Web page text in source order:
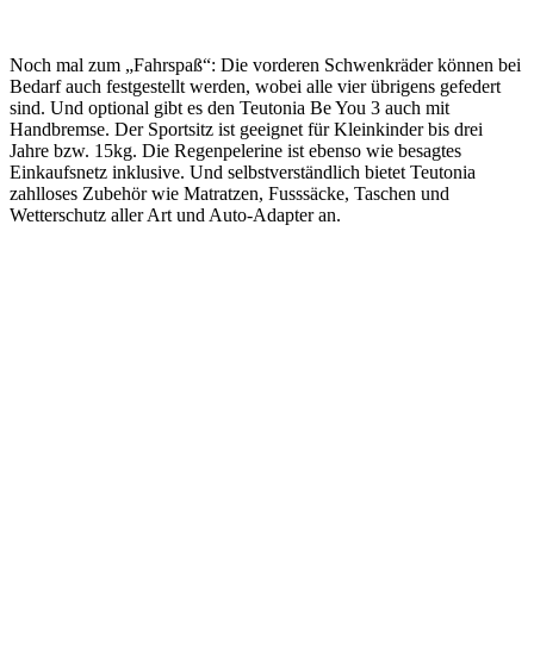
Noch mal zum „Fahrspaß“: Die vorderen Schwenkräder können bei
Bedarf auch festgestellt werden, wobei alle vier übrigens gefedert
sind. Und optional gibt es den Teutonia Be You 3 auch mit
Handbremse. Der Sportsitz ist geeignet für Kleinkinder bis drei
Jahre bzw. 15kg. Die Regenpelerine ist ebenso wie besagtes
Einkaufsnetz inklusive. Und selbstverständlich bietet Teutonia
zahlloses Zubehör wie Matratzen, Fusssäcke, Taschen und
Wetterschutz aller Art und Auto-Adapter an.